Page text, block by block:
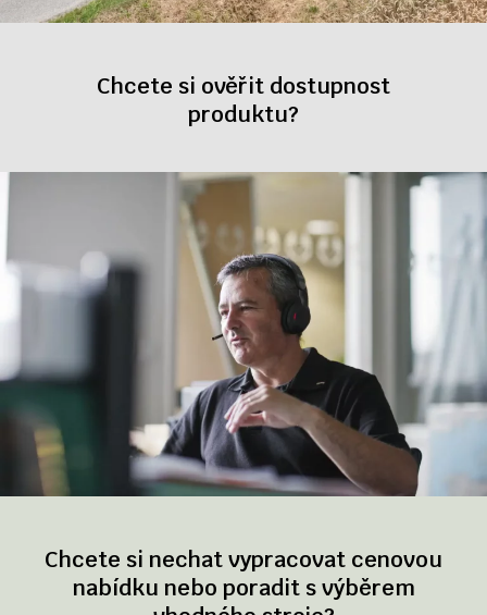
Chcete si ověřit dostupnost
produktu?
Chcete si nechat vypracovat cenovou
nabídku nebo poradit s výběrem